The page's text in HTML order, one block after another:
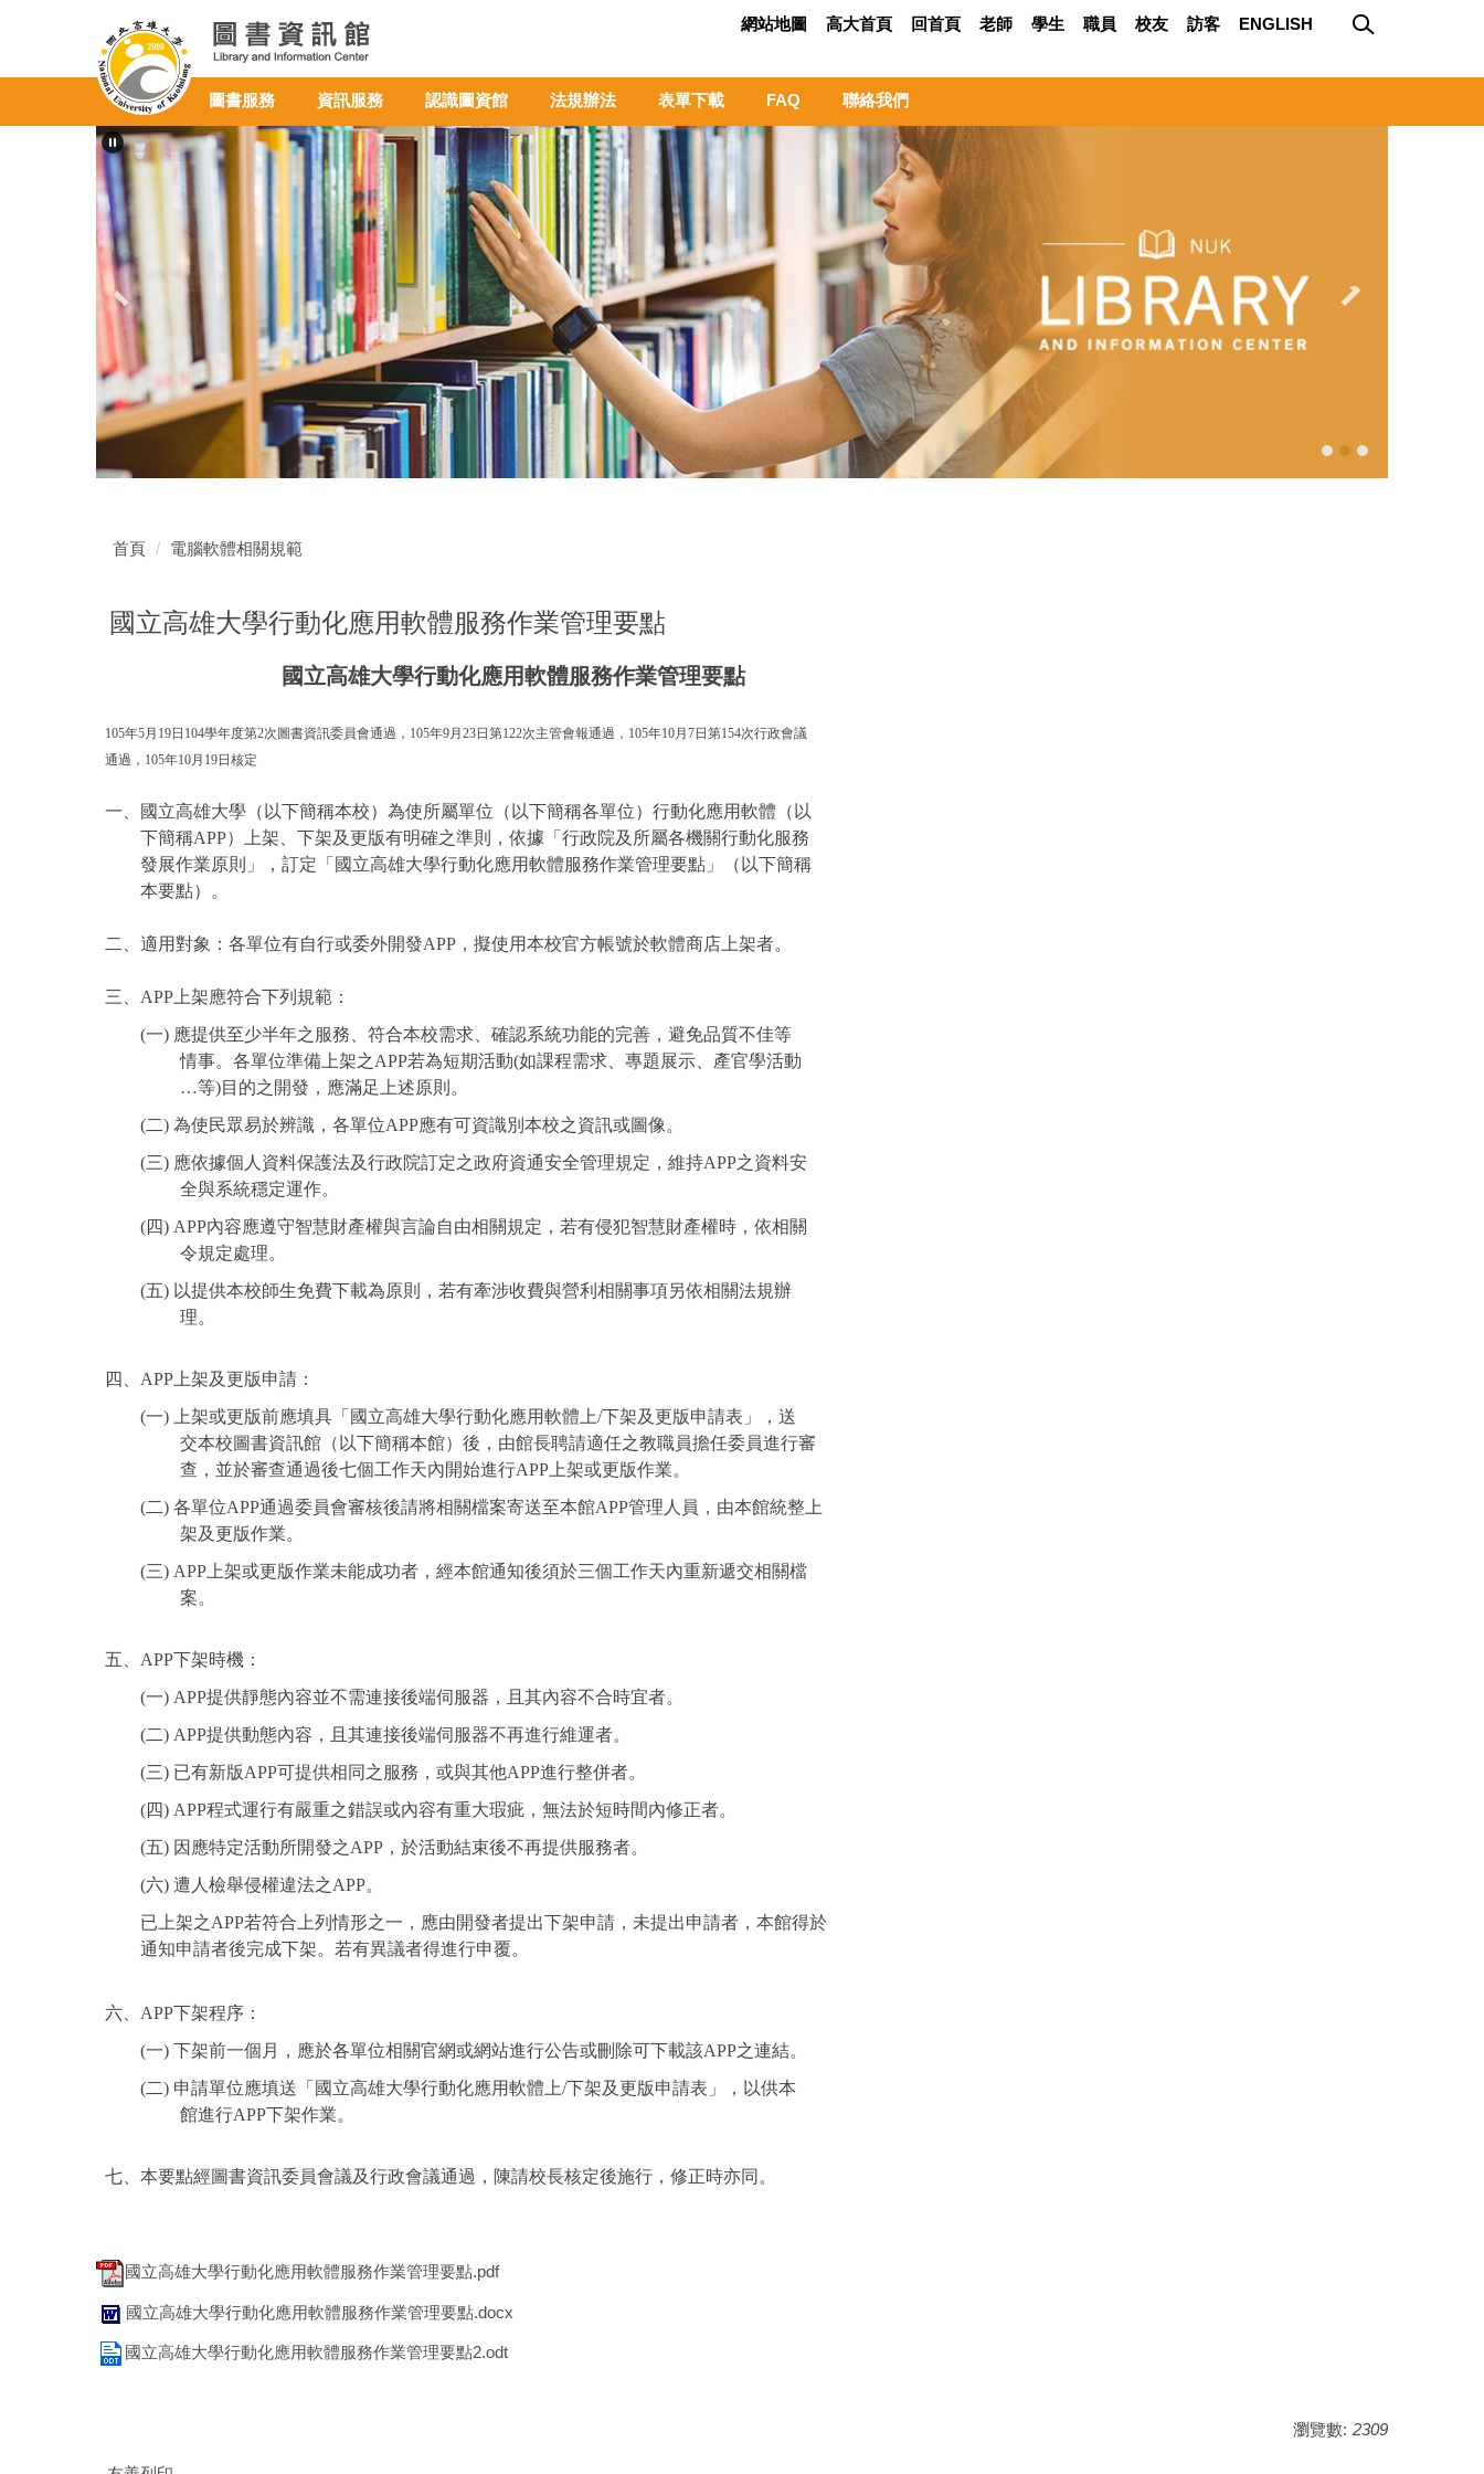
圖書服務 資訊服務 認識圖資館 法規辦法 表單下載 FAQ 聯絡我們
網站地圖 高大首頁 回首頁 老師 學生 職員 校友 訪客 ENGLISH
首頁 電腦軟體相關規範
國立高雄大學行動化應用軟體服務作業管理要點
國立高雄大學行動化應用軟體服務作業管理要點
105年5月19日104學年度第2次圖書資訊委員會通過，105年9月23日第122次主管會報通過，105年10月7日第154次行政會議
通過，105年10月19日核定
一、國立高雄大學（以下簡稱本校）為使所屬單位（以下簡稱各單位）行動化應用軟體（以
下簡稱APP）上架、下架及更版有明確之準則，依據「行政院及所屬各機關行動化服務
發展作業原則」，訂定「國立高雄大學行動化應用軟體服務作業管理要點」（以下簡稱
本要點）。
二、適用對象：各單位有自行或委外開發APP，擬使用本校官方帳號於軟體商店上架者。
三、APP上架應符合下列規範：
(一) 應提供至少半年之服務、符合本校需求、確認系統功能的完善，避免品質不佳等
情事。各單位準備上架之APP若為短期活動(如課程需求、專題展示、產官學活動
…等)目的之開發，應滿足上述原則。
(二) 為使民眾易於辨識，各單位APP應有可資識別本校之資訊或圖像。
(三) 應依據個人資料保護法及行政院訂定之政府資通安全管理規定，維持APP之資料安
全與系統穩定運作。
(四) APP內容應遵守智慧財產權與言論自由相關規定，若有侵犯智慧財產權時，依相關
令規定處理。
(五) 以提供本校師生免費下載為原則，若有牽涉收費與營利相關事項另依相關法規辦
理。
四、APP上架及更版申請：
(一) 上架或更版前應填具「國立高雄大學行動化應用軟體上/下架及更版申請表」，送
交本校圖書資訊館（以下簡稱本館）後，由館長聘請適任之教職員擔任委員進行審
查，並於審查通過後七個工作天內開始進行APP上架或更版作業。
(二) 各單位APP通過委員會審核後請將相關檔案寄送至本館APP管理人員，由本館統整上
架及更版作業。
(三) APP上架或更版作業未能成功者，經本館通知後須於三個工作天內重新遞交相關檔
案。
五、APP下架時機：
(一) APP提供靜態內容並不需連接後端伺服器，且其內容不合時宜者。
(二) APP提供動態內容，且其連接後端伺服器不再進行維運者。
(三) 已有新版APP可提供相同之服務，或與其他APP進行整併者。
(四) APP程式運行有嚴重之錯誤或內容有重大瑕疵，無法於短時間內修正者。
(五) 因應特定活動所開發之APP，於活動結束後不再提供服務者。
(六) 遭人檢舉侵權違法之APP。
已上架之APP若符合上列情形之一，應由開發者提出下架申請，未提出申請者，本館得於
通知申請者後完成下架。若有異議者得進行申覆。
六、APP下架程序：
(一) 下架前一個月，應於各單位相關官網或網站進行公告或刪除可下載該APP之連結。
(二) 申請單位應填送「國立高雄大學行動化應用軟體上/下架及更版申請表」，以供本
館進行APP下架作業。
七、本要點經圖書資訊委員會議及行政會議通過，陳請校長核定後施行，修正時亦同。
國立高雄大學行動化應用軟體服務作業管理要點.pdf
國立高雄大學行動化應用軟體服務作業管理要點.docx
國立高雄大學行動化應用軟體服務作業管理要點2.odt
瀏覽數: 2309